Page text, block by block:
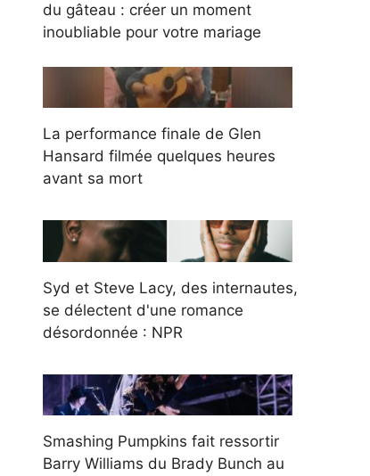
du gâteau : créer un moment
inoubliable pour votre mariage
La performance finale de Glen
Hansard filmée quelques heures
avant sa mort
Syd et Steve Lacy, des internautes,
se délectent d'une romance
désordonnée : NPR
Smashing Pumpkins fait ressortir
Barry Williams du Brady Bunch au